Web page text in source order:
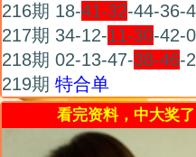
216期 18-41-32-44-36-
217期 34-12-11-30-42-
218期 02-13-47-38-46-
219期 特合单
看完资料，中大奖